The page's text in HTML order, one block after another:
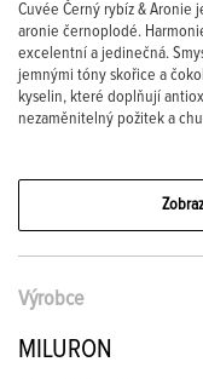
Cuvée Černý rybíz & Aronie
aronie černoplodé.
excelentní a jedinečná.
jemnými tóny skořice a
kyselin, které doplňují
nezaměnitelný požitek a
Výrobce
MILURON